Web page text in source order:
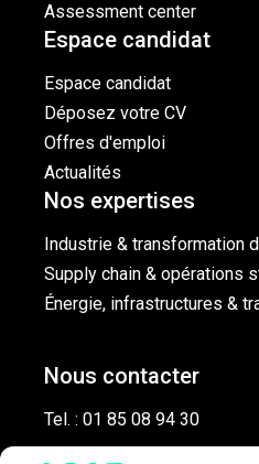
Assessment center
Espace candidat
Espace candidat
Déposez votre CV
Offres d'emploi
Actualités
Nos expertises
Industrie & transformation
Supply chain & opérations
Énergie, infrastructures &
Nous contacter
Tel. : 01 85 08 94 30